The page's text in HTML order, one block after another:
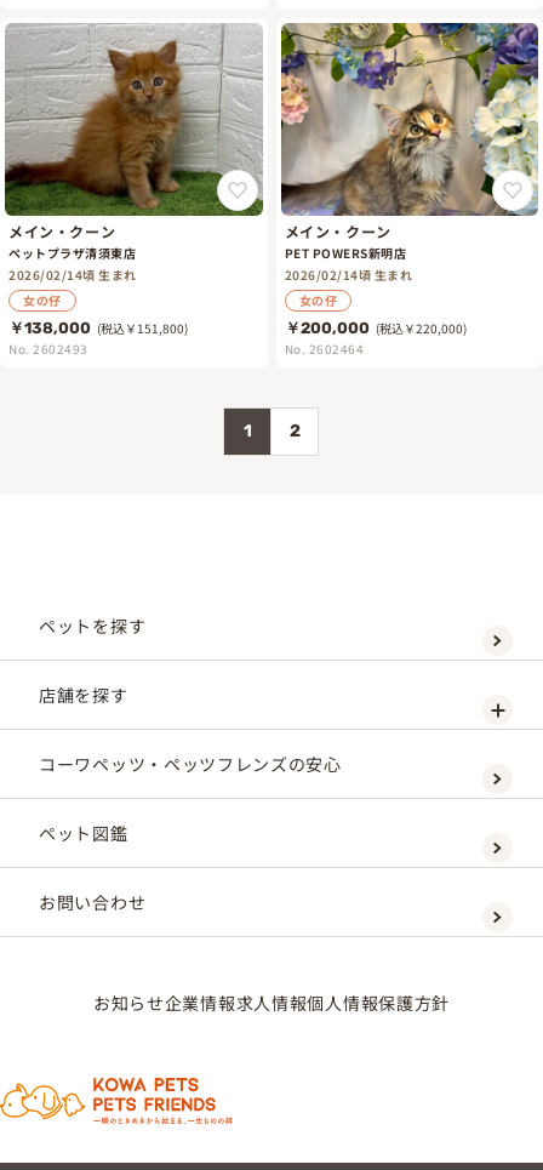
メイン・クーン
ペットプラザ清須東店
2026/02/14頃 生まれ
女の仔
￥138,000 (税込￥151,800)
No. 2602493
メイン・クーン
PET POWERS新明店
2026/02/14頃 生まれ
女の仔
￥200,000 (税込￥220,000)
No. 2602464
1 2
ペットを探す
店舗を探す
コーワペッツ・ペッツフレンズの安心
ペット図鑑
お問い合わせ
お知らせ企業情報求人情報個人情報保護方針